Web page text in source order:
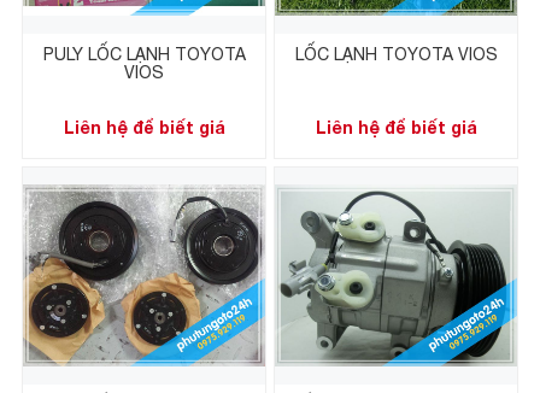
PULY LỐC LẠNH TOYOTA
VIOS
Liên hệ để biết giá
LỐC LẠNH TOYOTA VIOS
Liên hệ để biết giá